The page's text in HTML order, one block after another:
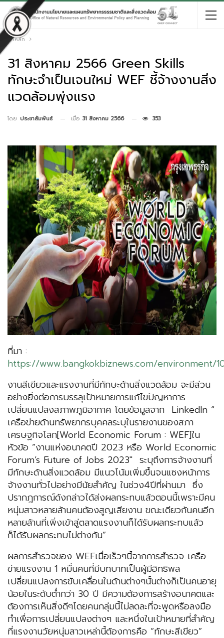
หน้าหลัก
31 สิงหาคม 2566 Green Skills
ทักษะจำเป็นเจนใหม่ WEF ชี้จ้างงานสิ่ง
แวดล้อมพุ่งแรง
โดย ประชาสัมพันธ์ เมื่อ 31 สิงหาคม 2566 353
ที่มา :
https://www.bangkokbiznews.com/environment/
งานสีเขียวและแรงงานที่มีทักษะด้านสิ่งแวดล้อม จะมีส่วน
อย่างยิ่งต่อการบรรลุเป้าหมายการแก้ไขปัญหาการ
เปลี่ยนแปลงสภาพภูมิอากาศ โดยข้อมูลจาก LinkedIn “
เครือข่ายด้านทรัพยากรบุคคลระบุในรายงานของสภา
เศรษฐกิจโลก[World Economic Forum : WEF]ใน
หัวข้อ ”งานแห่งอนาคตปี 2023 หรือ World Economic
Forum’s Future of Jobs 2023″ ระบุถึงการจ้างงานที่
มีทักษะด้านสิ่งแวดล้อม มีแนวโน้มเพิ่มขึ้นจนแซงหน้าการ
จ้างงานทั่วไปอย่างมีนัยสำคัญ ในช่วง4ปีที่ผ่านมา ซึ่ง
ปรากฎการณ์ดังกล่าวได้ส่งผลกระทบแล้วตอนนี้เพราะมีคน
หนุ่มสาวหลายล้านคนต้องสูญเสียงาน ขณะเดียวกันคนอีก
หลายล้านที่เพิ่งเข้าสู่ตลาดแรงงานก็ได้รับผลกระทบแล้ว
ก็ได้รับผลกระทบไม่ต่างกัน”
ผลการสำรวจของ WEFเมื่อเร็วๆนี้จากการสำรวจ เครือ
ข่ายแรงงาน 1 หมื่นคนที่มีบทบาทเป็นผู้มีอิทธิพล
เปลี่ยนแปลงการขับเคลื่อนในด้านต่างๆนั้นต่างก็เป็นคนอายุ
น้อยในระดับต่ำกว่า 30 ปี มีความต้องการสร้างอนาคตและ
ต้องการเห็นสิ่งดีๆโดยคนกลุ่มนี้ไม่ลดละที่จะพูดหรือลงมือ
ทำเพื่อการเปลี่ยนแปลงต่างๆ และหนึ่งในเป้าหมายที่สำคัญ
ที่แรงงานวัยหนุ่มสาวเหล่านี้ต้องการคือ “ทักษะสีเขียว”